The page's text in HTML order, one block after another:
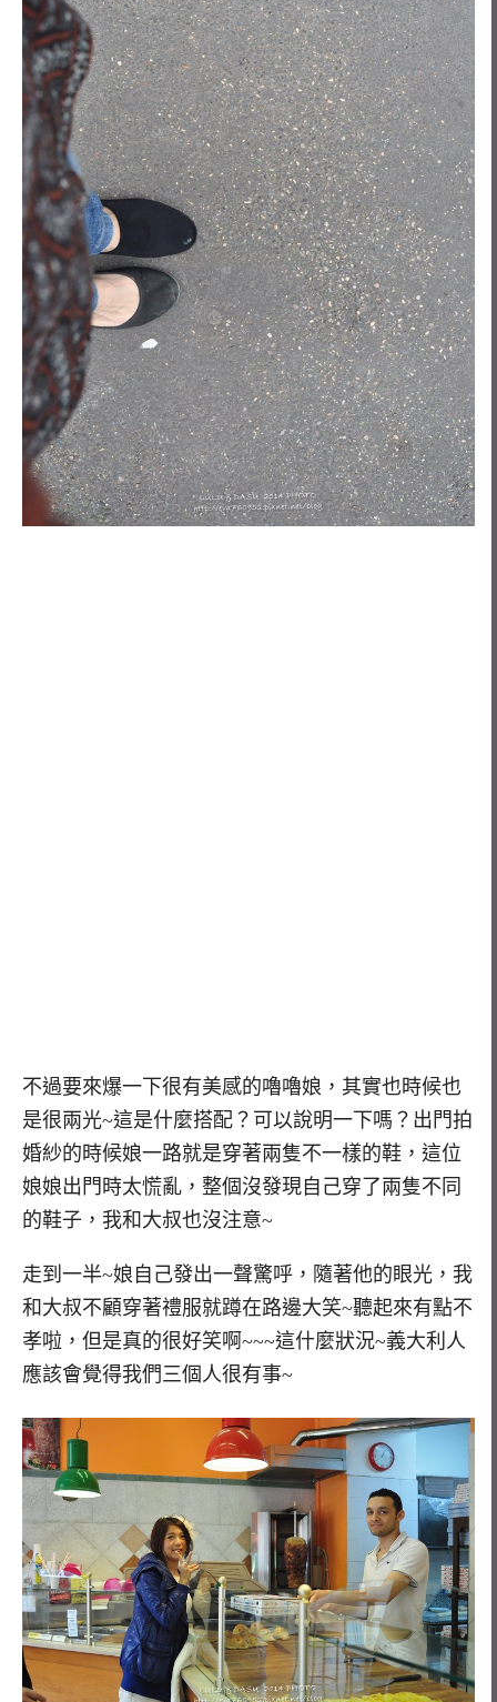
不過要來爆一下很有美感的嚕嚕娘，其實也時候也
是很兩光~這是什麼搭配？可以說明一下嗎？出門拍
婚紗的時候娘一路就是穿著兩隻不一樣的鞋，這位
娘娘出門時太慌亂，整個沒發現自己穿了兩隻不同
的鞋子，我和大叔也沒注意~
走到一半~娘自己發出一聲驚呼，隨著他的眼光，我
和大叔不顧穿著禮服就蹲在路邊大笑~聽起來有點不
孝啦，但是真的很好笑啊~~~這什麼狀況~義大利人
應該會覺得我們三個人很有事~